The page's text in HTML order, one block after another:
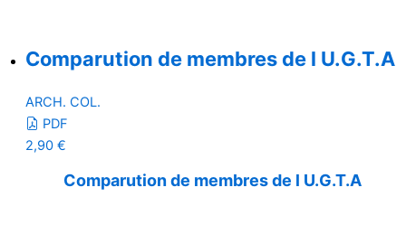
Comparution de membres de l U.G.T.A
ARCH. COL.
PDF
2,90 €
Comparution de membres de l U.G.T.A